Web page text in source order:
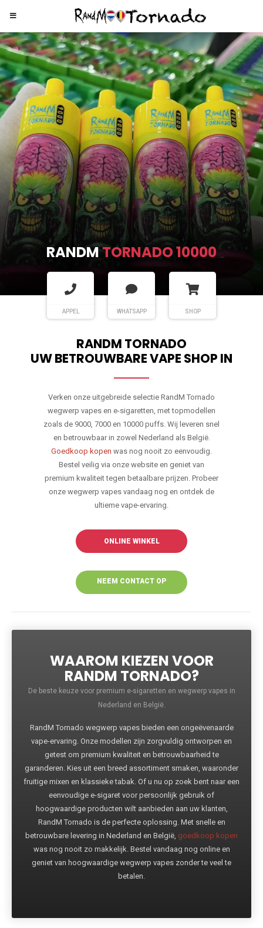
RANDMTORNADO 9000
APPEL WHATSAPP SHOP
RANDM TORNADO
UW BETROUWBARE VAPE SHOP IN
Verken onze uitgebreide selectie RandM Tornado
wegwerp vapes en e-sigaretten, met topmodellen
zoals de 9000, 7000 en 10000 puffs. Wij leveren snel
en betrouwbaar in zowel Nederland als België.
Goedkoop kopen was nog nooit zo eenvoudig.
Bestel veilig via onze website en geniet van
premium kwaliteit tegen betaalbare prijzen. Probeer
onze wegwerp vapes vandaag nog en ontdek de
ultieme vape-ervaring.
ONLINE WINKEL
NEEM CONTACT OP
WAAROM KIEZEN VOOR
RANDM TORNADO?
De beste keuze voor premium e-sigaretten en wegwerp vapes in
Nederland en België.
RandM Tornado wegwerp vapes bieden een ongeëvenaarde
vape-ervaring. Onze modellen zijn zorgvuldig ontworpen en
getest om premium kwaliteit en betrouwbaarheid te
garanderen. Kies uit een breed assortiment smaken, waaronder
fruitige mixen en klassieke tabak. Of u nu op zoek bent naar een
eenvoudige e-sigaret voor persoonlijk gebruik of
hoogwaardige producten wilt aanbieden aan uw klanten,
RandM Tornado is de perfecte oplossing. Met snelle en
betrouwbare levering in Nederland en België, goedkoop kopen
was nog nooit zo makkelijk. Bestel vandaag nog online en
geniet van hoogwaardige wegwerp vapes zonder te veel te
betalen.